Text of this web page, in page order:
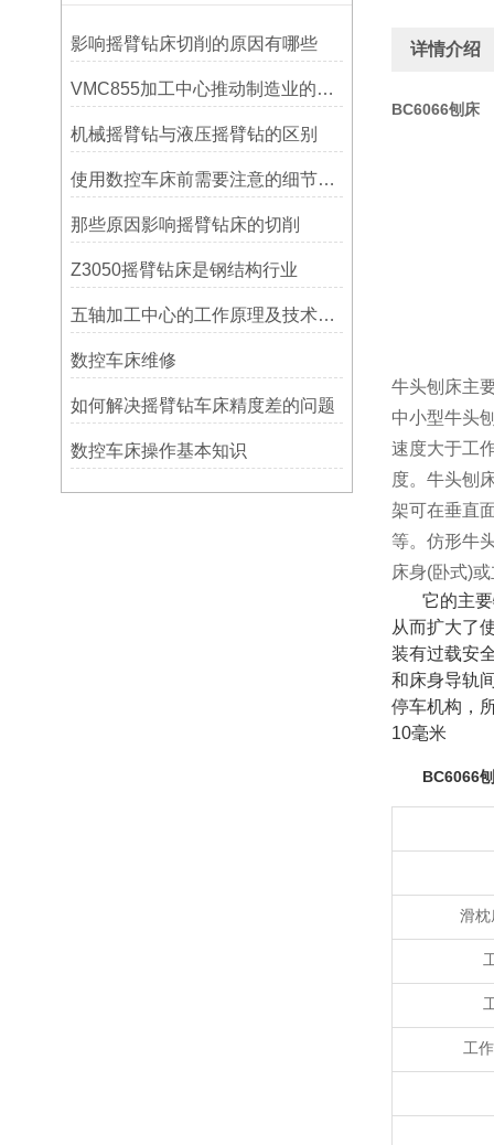
影响摇臂钻床切削的原因有哪些
VMC855加工中心推动制造业的发展
机械摇臂钻与液压摇臂钻的区别
使用数控车床前需要注意的细节有哪些呢？
那些原因影响摇臂钻床的切削
Z3050摇臂钻床是钢结构行业
五轴加工中心的工作原理及技术优势
数控车床维修
如何解决摇臂钻车床精度差的问题
数控车床操作基本知识
详情介绍
BC6066刨床
牛头刨床主
中小型牛头
速度大于工
度。牛头刨
架可在垂直
等。仿形牛
床身(卧式)
它的主
从而扩大了
装有过载安
和床身导轨
停车机构，
10毫米
BC6066
滑枕
工